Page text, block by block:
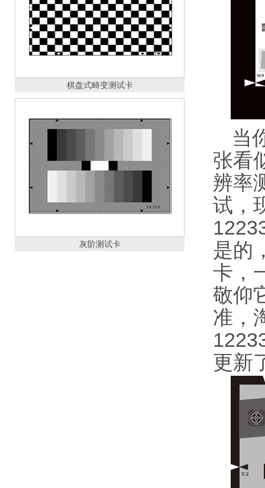
棋盘式畸变测试卡
灰阶测试卡
当
张看
辨率
试，
是的
卡，
敬仰
准，
更新